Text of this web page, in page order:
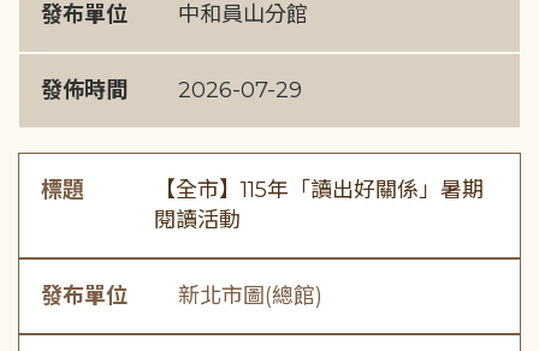
發布單位 中和員山分館
發佈時間 2026-07-29
標題
【全市】115年「讀出好關係」暑期
閱讀活動
發布單位 新北市圖(總館)